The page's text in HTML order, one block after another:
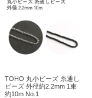
TOHO 丸小ビーズ 糸通し
ビーズ 外径約2.2mm 1束
約10m No.1